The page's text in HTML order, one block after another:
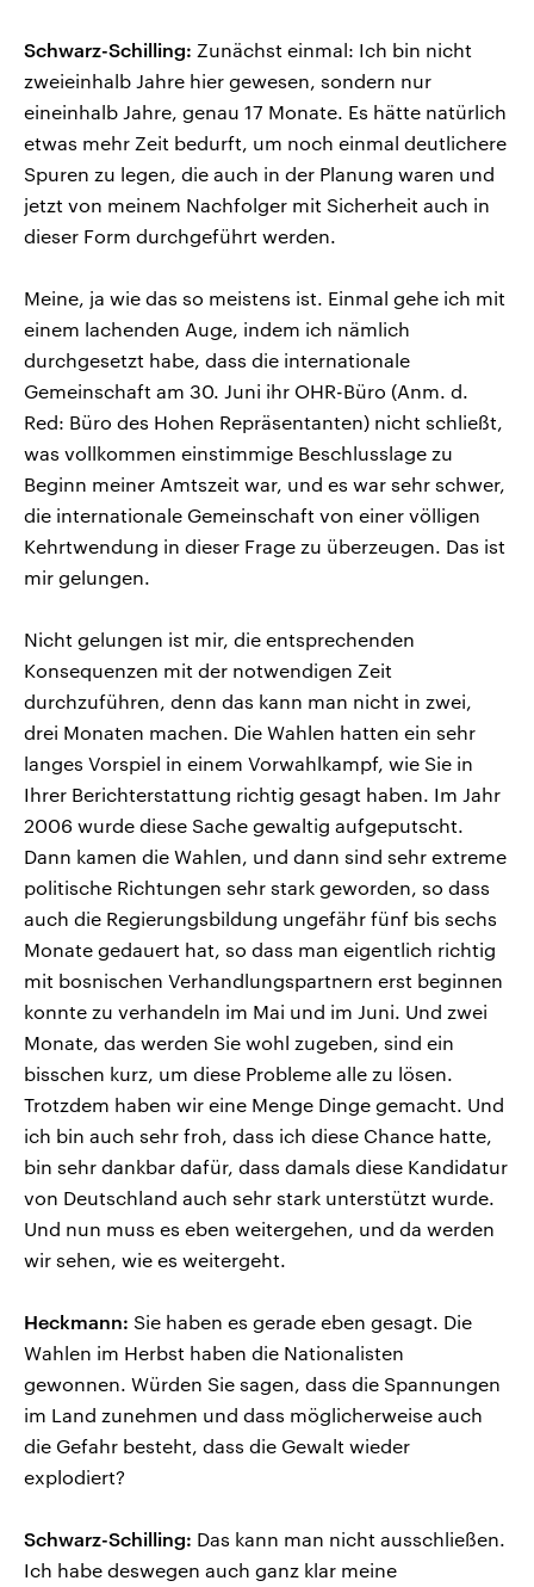
Schwarz-Schilling: Zunächst einmal: Ich bin nicht
zweieinhalb Jahre hier gewesen, sondern nur
eineinhalb Jahre, genau 17 Monate. Es hätte natürlich
etwas mehr Zeit bedurft, um noch einmal deutlichere
Spuren zu legen, die auch in der Planung waren und
jetzt von meinem Nachfolger mit Sicherheit auch in
dieser Form durchgeführt werden.
Meine, ja wie das so meistens ist. Einmal gehe ich mit
einem lachenden Auge, indem ich nämlich
durchgesetzt habe, dass die internationale
Gemeinschaft am 30. Juni ihr OHR-Büro (Anm. d.
Red: Büro des Hohen Repräsentanten) nicht schließt,
was vollkommen einstimmige Beschlusslage zu
Beginn meiner Amtszeit war, und es war sehr schwer,
die internationale Gemeinschaft von einer völligen
Kehrtwendung in dieser Frage zu überzeugen. Das ist
mir gelungen.
Nicht gelungen ist mir, die entsprechenden
Konsequenzen mit der notwendigen Zeit
durchzuführen, denn das kann man nicht in zwei,
drei Monaten machen. Die Wahlen hatten ein sehr
langes Vorspiel in einem Vorwahlkampf, wie Sie in
Ihrer Berichterstattung richtig gesagt haben. Im Jahr
2006 wurde diese Sache gewaltig aufgeputscht.
Dann kamen die Wahlen, und dann sind sehr extreme
politische Richtungen sehr stark geworden, so dass
auch die Regierungsbildung ungefähr fünf bis sechs
Monate gedauert hat, so dass man eigentlich richtig
mit bosnischen Verhandlungspartnern erst beginnen
konnte zu verhandeln im Mai und im Juni. Und zwei
Monate, das werden Sie wohl zugeben, sind ein
bisschen kurz, um diese Probleme alle zu lösen.
Trotzdem haben wir eine Menge Dinge gemacht. Und
ich bin auch sehr froh, dass ich diese Chance hatte,
bin sehr dankbar dafür, dass damals diese Kandidatur
von Deutschland auch sehr stark unterstützt wurde.
Und nun muss es eben weitergehen, und da werden
wir sehen, wie es weitergeht.
Heckmann: Sie haben es gerade eben gesagt. Die
Wahlen im Herbst haben die Nationalisten
gewonnen. Würden Sie sagen, dass die Spannungen
im Land zunehmen und dass möglicherweise auch
die Gefahr besteht, dass die Gewalt wieder
explodiert?
Schwarz-Schilling: Das kann man nicht ausschließen.
Ich habe deswegen auch ganz klar meine